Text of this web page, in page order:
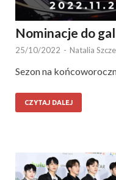
Nominacje do
25/10/2022 - Natalia
Sezon na
CZYTAJ DALEJ